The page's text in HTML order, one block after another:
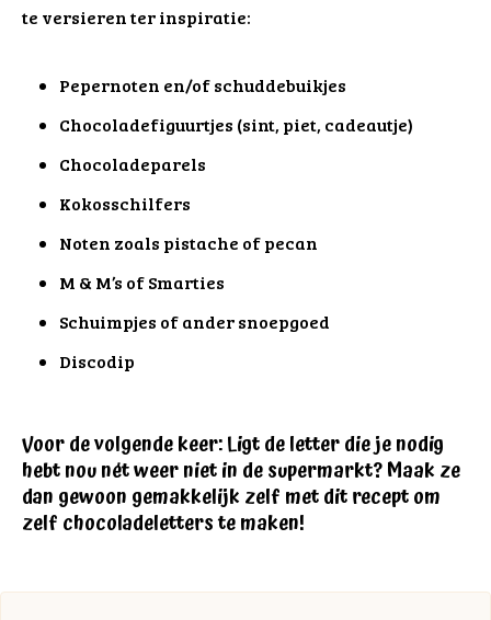
te versieren ter inspiratie:
Pepernoten en/of schuddebuikjes
Chocoladefiguurtjes (sint, piet, cadeautje)
Chocoladeparels
Kokosschilfers
Noten zoals pistache of pecan
M & M’s of Smarties
Schuimpjes of ander snoepgoed
Discodip
Voor de volgende keer: Ligt de letter die je nodig
hebt nou nét weer niet in de supermarkt? Maak ze
dan gewoon gemakkelijk zelf met dit recept om
zelf chocoladeletters te maken!